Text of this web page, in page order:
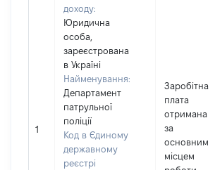
1
доходу:
Юридична
особа,
зареєстрована
в Україні
Найменування:
Департамент
патрульної
поліції
Код в Єдиному
державному
реєстрі
Заробітна
плата
отримана
за
основним
місцем